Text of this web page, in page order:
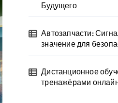
Будущего
Автозапчасти:
значение для
Дистанционное
тренажёрами